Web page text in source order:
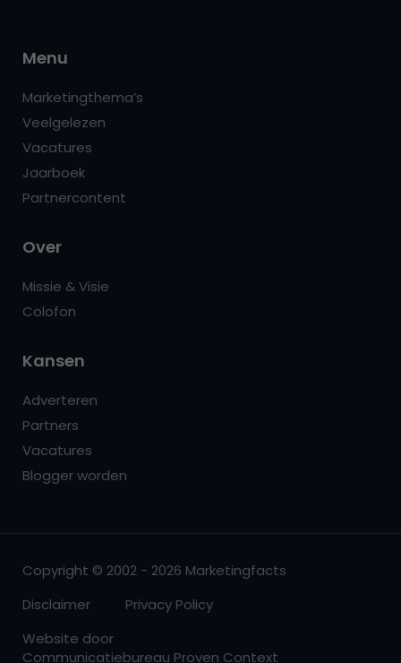
Menu
Marketingthema’s
Veelgelezen
Vacatures
Jaarboek
Partnercontent
Over
Missie & Visie
Colofon
Kansen
Adverteren
Partners
Vacatures
Blogger worden
Copyright © 2002 - 2026 Marketingfacts
Disclaimer
Privacy Policy
Website door
Communicatiebureau Proven Context